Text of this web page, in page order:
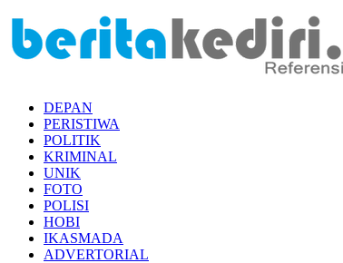
DEPAN
PERISTIWA
POLITIK
KRIMINAL
UNIK
FOTO
POLISI
HOBI
IKASMADA
ADVERTORIAL